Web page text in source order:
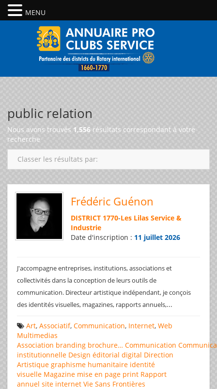
public relation
Nous avons trouvés 1,556 résultats correspondant à votre
recherche
Classer les résultats par:
Frédéric Guénon
DISTRICT 1770-Les Lilas Service &
Industrie
Date d'inscription : 11 juillet 2026
J'accompagne entreprises, institutions, associations et
collectivités dans la conception de leurs outils de
communication. Directeur artistique indépendant, je conçois
des identités visuelles, magazines, rapports annuels,...
Art, Associatif, Communication, Internet, Web
Multimedias
Association branding brochure… Communication
institutionnelle Design éditorial digital Direction
Artistique graphisme humanitaire identité
visuelle Magazine mise en page print Rapport
annuel site internet Vie Sans Frontières
MENU